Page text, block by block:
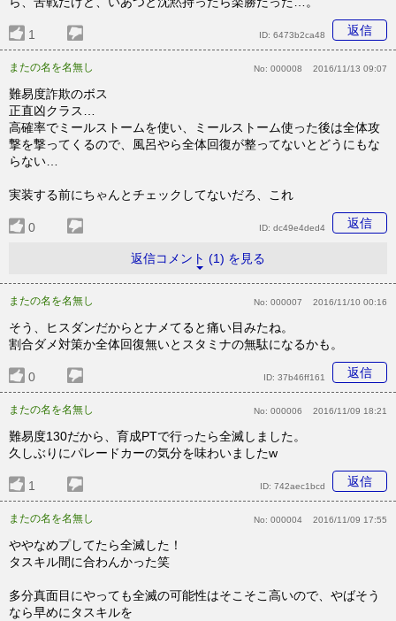
1 返信
ID: 6473b2ca48
またの名を名無し No: 000008 2016/11/13 09:07
難易度詐欺のボス
正直凶クラス…
高確率でミールストームを使い、ミールストーム使った後は全体攻
撃を撃ってくるので、風呂やら全体回復が整ってないとどうにもな
らない…
実装する前にちゃんとチェックしてないだろ、これ
0 返信
ID: dc49e4ded4
返信コメント (1) を見る
またの名を名無し No: 000007 2016/11/10 00:16
そう、ヒスダンだからとナメてると痛い目みたね。
割合ダメ対策か全体回復無いとスタミナの無駄になるかも。
0 返信
ID: 37b46ff161
またの名を名無し No: 000006 2016/11/09 18:21
難易度130だから、育成PTで行ったら全滅しました。
久しぶりにパレードカーの気分を味わいましたw
1 返信
ID: 742aec1bcd
またの名を名無し No: 000004 2016/11/09 17:55
ややなめプしてたら全滅した！
タスキル間に合わんかった笑
多分真面目にやっても全滅の可能性はそこそこ高いので、やばそう
なら早めにタスキルを